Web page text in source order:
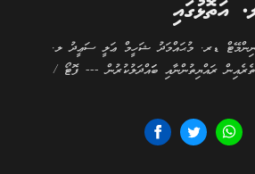
އަތޮޅުގައި
ޑރ. މުޙައްމަދު ޝަހީމް ޢަލީ ސަޢީދު ލ.
ރައްޔިތުންނާއި ބަައްދަލުކުރުން --- ފޮޓޯ /